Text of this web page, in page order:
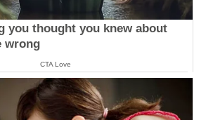
you thought you knew about
wrong
CTA Love